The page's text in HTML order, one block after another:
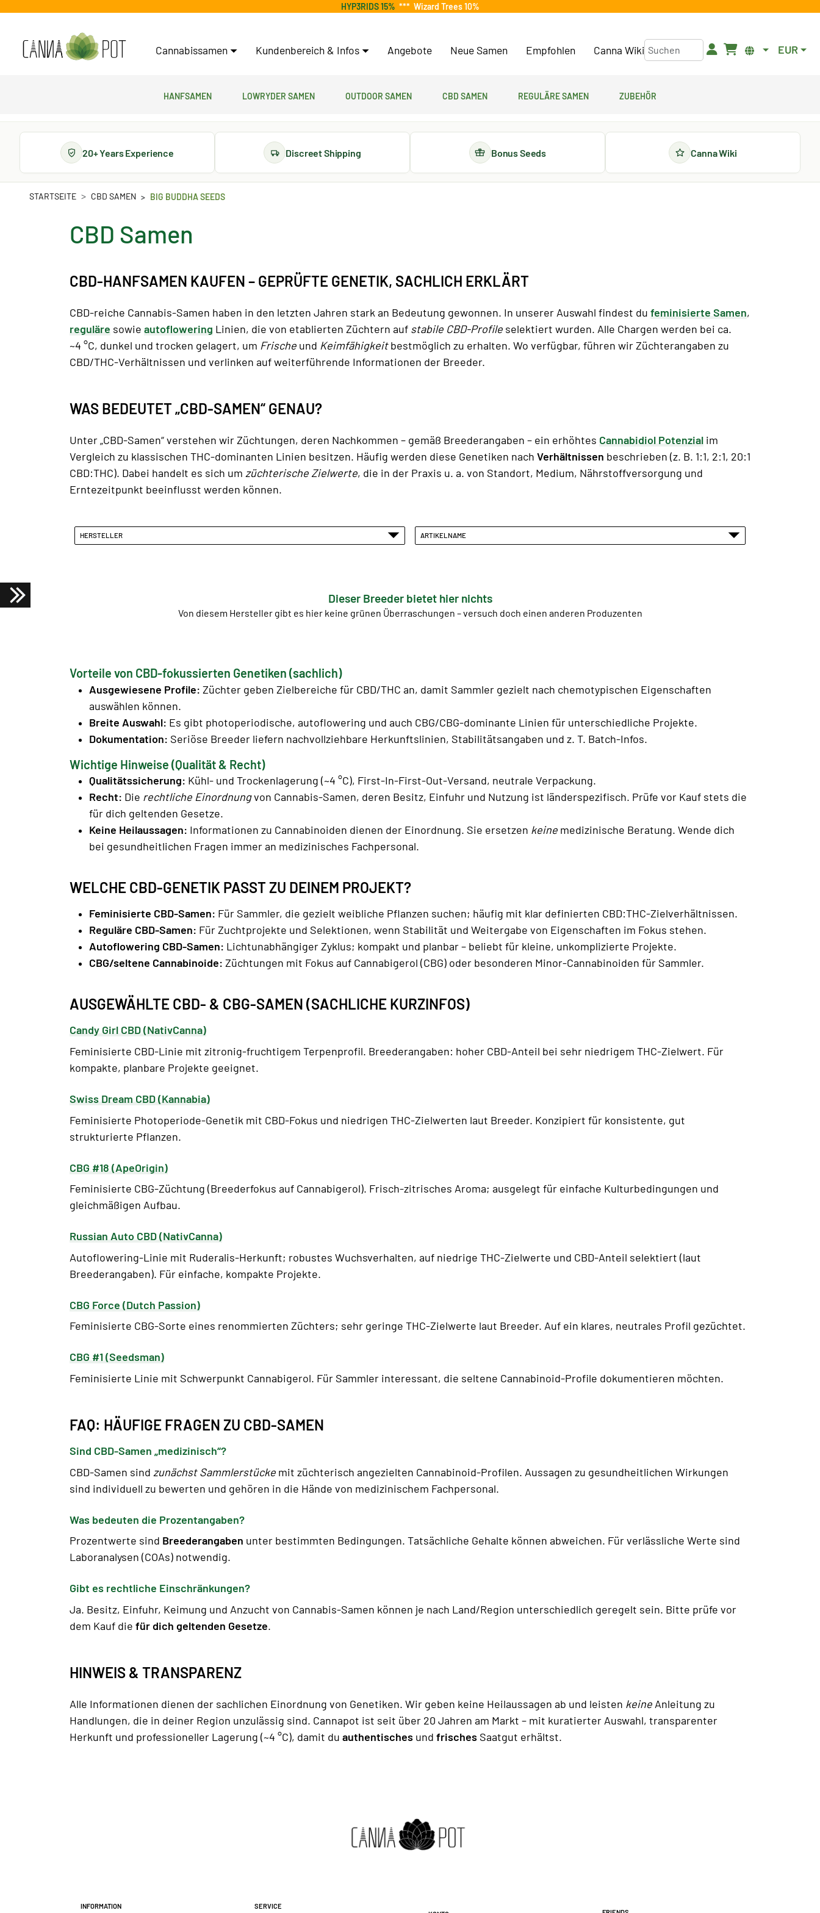
HYP3RIDS 15% *** Wizard Trees 10%
Cannabissamen Kundenbereich & Infos Angebote Neue Samen Empfohlen Canna Wiki EUR
Hanfsamen Lowryder Samen Outdoor Samen CBD Samen Reguläre Samen Zubehör
20+ Years Experience Discreet Shipping Bonus Seeds Canna Wiki
STARTSEITE CBD SAMEN BIG BUDDHA SEEDS
CBD Samen
CBD-HANFSAMEN KAUFEN – GEPRÜFTE GENETIK, SACHLICH ERKLÄRT
CBD-reiche Cannabis-Samen haben in den letzten Jahren stark an Bedeutung gewonnen. In unserer Auswahl findest du feminisierte Samen,
reguläre sowie autoflowering Linien, die von etablierten Züchtern auf stabile CBD-Profile selektiert wurden. Alle Chargen werden bei ca.
~4 °C, dunkel und trocken gelagert, um Frische und Keimfähigkeitbestmöglich zu erhalten. Wo verfügbar, führen wir Züchterangaben zu
CBD/THC-Verhältnissen und verlinken auf weiterführende Informationen der Breeder.
WAS BEDEUTET „CBD-SAMEN“ GENAU?
Unter „CBD-Samen“ verstehen wir Züchtungen, deren Nachkommen – gemäß Breederangaben – ein erhöhtes Cannabidiol Potenzial im
Vergleich zu klassischen THC-dominanten Linien besitzen. Häufig werden diese Genetiken nach Verhältnissen beschrieben (z. B. 1:1, 2:1, 20:1
CBD:THC). Dabei handelt es sich um züchterische Zielwerte, die in der Praxis u. a. von Standort, Medium, Nährstoffversorgung und
Erntezeitpunkt beeinflusst werden können.
HERSTELLER ARTIKELNAME
Dieser Breeder bietet hier nichts
Von diesem Hersteller gibt es hier keine grünen Überraschungen – versuch doch einen anderen Produzenten
Vorteile von CBD-fokussierten Genetiken (sachlich)
Ausgewiesene Profile: Züchter geben Zielbereiche für CBD/THC an, damit Sammler gezielt nach chemotypischen Eigenschaften
auswählen können.
Breite Auswahl: Es gibt photoperiodische, autoflowering und auch CBG/CBG-dominante Linien für unterschiedliche Projekte.
Dokumentation: Seriöse Breeder liefern nachvollziehbare Herkunftslinien, Stabilitätsangaben und z. T. Batch-Infos.
Wichtige Hinweise (Qualität & Recht)
Qualitätssicherung: Kühl- und Trockenlagerung (~4 °C), First-In-First-Out-Versand, neutrale Verpackung.
Recht: Die rechtliche Einordnungvon Cannabis-Samen, deren Besitz, Einfuhr und Nutzung ist länderspezifisch. Prüfe vor Kauf stets die
für dich geltenden Gesetze.
Keine Heilaussagen: Informationen zu Cannabinoiden dienen der Einordnung. Sie ersetzen keine medizinische Beratung. Wende dich
bei gesundheitlichen Fragen immer an medizinisches Fachpersonal.
WELCHE CBD-GENETIK PASST ZU DEINEM PROJEKT?
Feminisierte CBD-Samen: Für Sammler, die gezielt weibliche Pflanzen suchen; häufig mit klar definierten CBD:THC-Zielverhältnissen.
Reguläre CBD-Samen: Für Zuchtprojekte und Selektionen, wenn Stabilität und Weitergabe von Eigenschaften im Fokus stehen.
Autoflowering CBD-Samen: Lichtunabhängiger Zyklus; kompakt und planbar – beliebt für kleine, unkomplizierte Projekte.
CBG/seltene Cannabinoide: Züchtungen mit Fokus auf Cannabigerol (CBG) oder besonderen Minor-Cannabinoiden für Sammler.
AUSGEWÄHLTE CBD- & CBG-SAMEN (SACHLICHE KURZINFOS)
Candy Girl CBD (NativCanna)
Feminisierte CBD-Linie mit zitronig-fruchtigem Terpenprofil. Breederangaben: hoher CBD-Anteil bei sehr niedrigem THC-Zielwert. Für
kompakte, planbare Projekte geeignet.
Swiss Dream CBD (Kannabia)
Feminisierte Photoperiode-Genetik mit CBD-Fokus und niedrigen THC-Zielwerten laut Breeder. Konzipiert für konsistente, gut
strukturierte Pflanzen.
CBG #18 (ApeOrigin)
Feminisierte CBG-Züchtung (Breederfokus auf Cannabigerol). Frisch-zitrisches Aroma; ausgelegt für einfache Kulturbedingungen und
gleichmäßigen Aufbau.
Russian Auto CBD (NativCanna)
Autoflowering-Linie mit Ruderalis-Herkunft; robustes Wuchsverhalten, auf niedrige THC-Zielwerte und CBD-Anteil selektiert (laut
Breederangaben). Für einfache, kompakte Projekte.
CBG Force (Dutch Passion)
Feminisierte CBG-Sorte eines renommierten Züchters; sehr geringe THC-Zielwerte laut Breeder. Auf ein klares, neutrales Profil gezüchtet.
CBG #1 (Seedsman)
Feminisierte Linie mit Schwerpunkt Cannabigerol. Für Sammler interessant, die seltene Cannabinoid-Profile dokumentieren möchten.
FAQ: HÄUFIGE FRAGEN ZU CBD-SAMEN
Sind CBD-Samen „medizinisch“?
CBD-Samen sind zunächst Sammlerstücke mit züchterisch angezielten Cannabinoid-Profilen. Aussagen zu gesundheitlichen Wirkungen
sind individuell zu bewerten und gehören in die Hände von medizinischem Fachpersonal.
Was bedeuten die Prozentangaben?
Prozentwerte sind Breederangaben unter bestimmten Bedingungen. Tatsächliche Gehalte können abweichen. Für verlässliche Werte sind
Laboranalysen (COAs) notwendig.
Gibt es rechtliche Einschränkungen?
Ja. Besitz, Einfuhr, Keimung und Anzucht von Cannabis-Samen können je nach Land/Region unterschiedlich geregelt sein. Bitte prüfe vor
dem Kauf die für dich geltenden Gesetze.
HINWEIS & TRANSPARENZ
Alle Informationen dienen der sachlichen Einordnung von Genetiken. Wir geben keine Heilaussagen ab und leisten keine Anleitung zu
Handlungen, die in deiner Region unzulässig sind. Cannapot ist seit über 20 Jahren am Markt – mit kuratierter Auswahl, transparenter
Herkunft und professioneller Lagerung (~4 °C), damit du authentisches und frisches Saatgut erhältst.
Information Service